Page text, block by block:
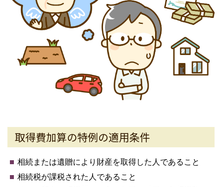
取得費加算の特例の適用条件
相続または遺贈により財産を取得した人であること
相続税が課税された人であること